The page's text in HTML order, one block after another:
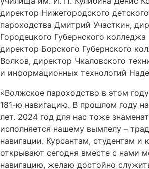
директор Нижегородского
пароходства Дмитрий Участкин,
Городецкого Губернского
директор Борского Губернского
Волков, директор Чкаловского
и информационных технологий
«Волжское пароходство в этом
181-ю навигацию. В прошлом году
лет. 2024 год для нас тоже
исполняется нашему вымпелу –
навигации. Курсантам, студентам и
открывают сегодня вместе с нами
навигацию, желаю достойно